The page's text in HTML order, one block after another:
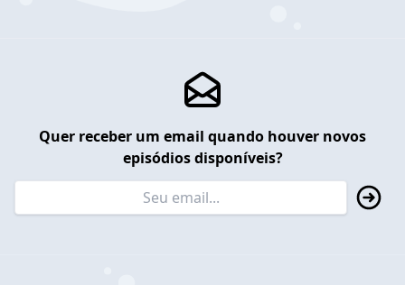
Quer receber um email quando houver novos
episódios disponíveis?